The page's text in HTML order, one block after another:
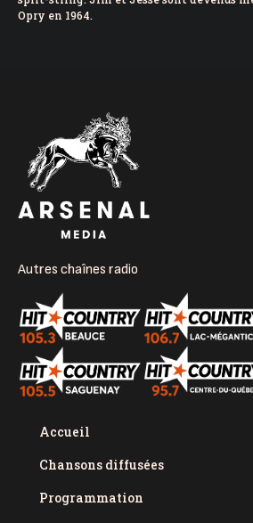
Opry en 1964.
Autres chaînes radio
Accueil
Chansons diffusées
Programmation